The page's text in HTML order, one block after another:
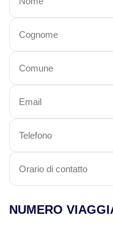
Viaggi in Cina
Viaggi in
Viaggi in India
Viaggi in Laos
NUMERO